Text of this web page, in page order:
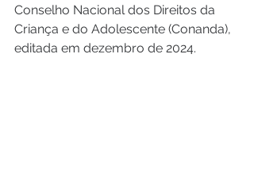
Conselho Nacional dos Direitos da
Criança e do Adolescente (Conanda),
editada em dezembro de 2024.